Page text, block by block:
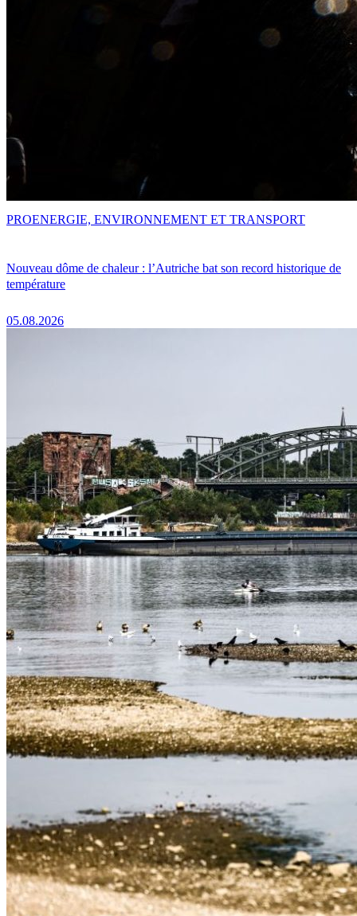
Nouveau dôme de chaleur : l’Autriche bat son record historique de
température
05.08.2026
PROENERGIE, ENVIRONNEMENT ET TRANSPORT